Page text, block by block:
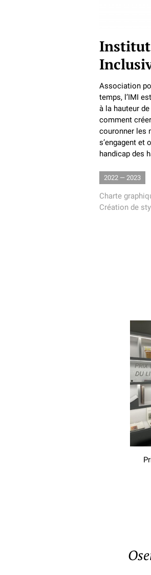
Institut
Association
temps, l’IMI
à la hauteur
comment
couronner les
s’engagent et
handicap des
2022 — 2023
Charte
Création de